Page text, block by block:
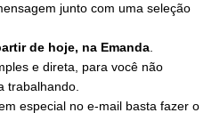
junto com uma seleção
de hoje, na Emanda
e direta, para você não
trabalhando.
especial no e-mail basta fazer o